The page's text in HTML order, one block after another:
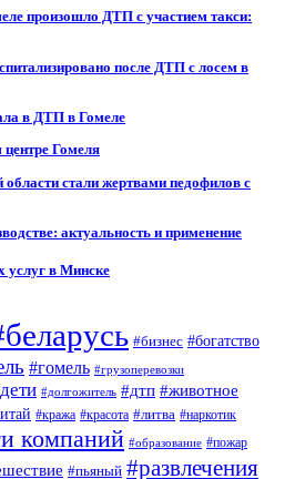
произошло ДТП с участием такси:
после ДТП с лосем в
в ДТП в Гомеле
Гомеля
области стали жертвами педофилов с
актуальность и применение
в Минске
#бизнес #богатство
#гомель #грузоперевозки
#долгожитель #дтп #животное
#кража #красота #литва #наркотик
компаний #образование #пожар
#пьяный #развлечения